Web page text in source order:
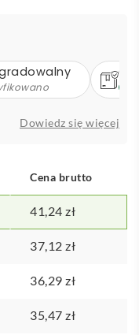
Dowiedz się więcej
Cena brutto
41,24 zł
37,12 zł
36,29 zł
35,47 zł